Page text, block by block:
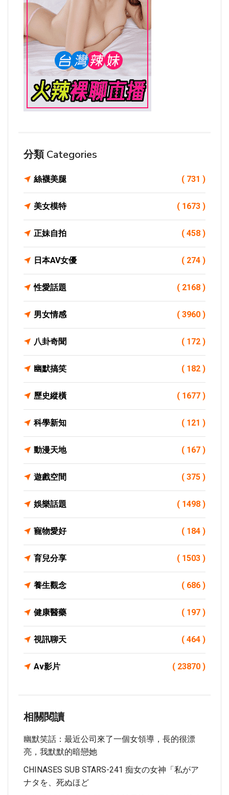
分類 Categories
絲襪美腿 ( 731 )
美女模特 ( 1673 )
正妹自拍 ( 458 )
日本AV女優 ( 274 )
性愛話題 ( 2168 )
男女情感 ( 3960 )
八卦奇聞 ( 172 )
幽默搞笑 ( 182 )
歷史縱橫 ( 1677 )
科學新知 ( 121 )
動漫天地 ( 167 )
遊戲空間 ( 375 )
娛樂話題 ( 1498 )
寵物愛好 ( 184 )
育兒分享 ( 1503 )
養生觀念 ( 686 )
健康醫藥 ( 197 )
視訊聊天 ( 464 )
Av影片 ( 23870 )
相關閱讀
幽默笑話：最近公司來了一個女領導，長的很漂
亮，我默默的暗戀她
CHINASES SUB STARS-241 痴女の女神「私がア
ナタを、死ぬほど